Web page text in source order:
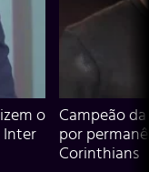
o
Inter
Campeão
por
Corinthians